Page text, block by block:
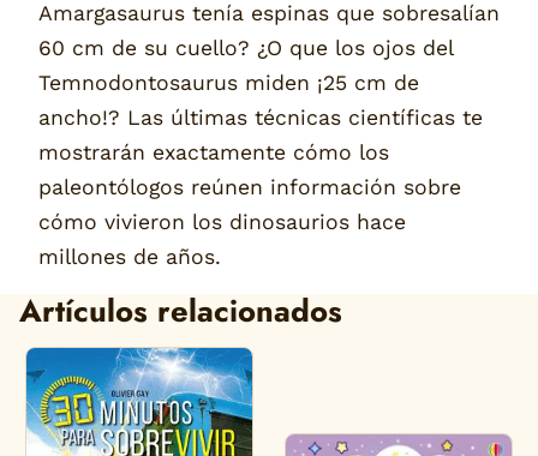
Amargasaurus tenía espinas que sobresalían
60 cm de su cuello? ¿O que los ojos del
Temnodontosaurus miden ¡25 cm de
ancho!? Las últimas técnicas científicas te
mostrarán exactamente cómo los
paleontólogos reúnen información sobre
cómo vivieron los dinosaurios hace
millones de años.
Artículos relacionados